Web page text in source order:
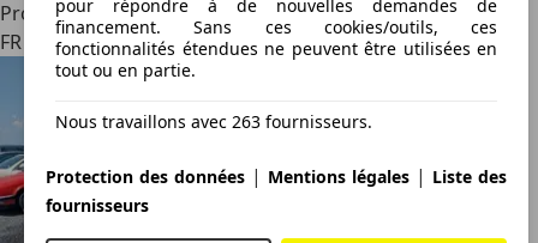
Professionnel
FR 57200
pour répondre à de nouvelles demandes de
financement. Sans ces cookies/outils, ces
fonctionnalités étendues ne peuvent être utilisées en
tout ou en partie.
Nous travaillons avec 263 fournisseurs.
Protection des données | Mentions légales | Liste des
fournisseurs